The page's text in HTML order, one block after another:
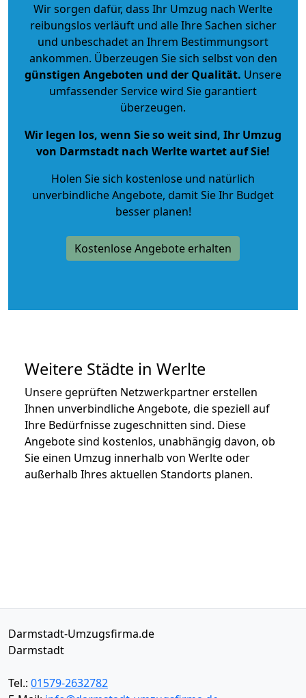
Wir sorgen dafür, dass Ihr Umzug nach Werlte
reibungslos verläuft und alle Ihre Sachen sicher
und unbeschadet an Ihrem Bestimmungsort
ankommen. Überzeugen Sie sich selbst von den
günstigen Angeboten und der Qualität. Unsere
umfassender Service wird Sie garantiert
überzeugen.
Wir legen los, wenn Sie so weit sind, Ihr Umzug
von Darmstadt nach Werlte wartet auf Sie!
Holen Sie sich kostenlose und natürlich
unverbindliche Angebote, damit Sie Ihr Budget
besser planen!
Kostenlose Angebote erhalten
Weitere Städte in Werlte
Unsere geprüften Netzwerkpartner erstellen
Ihnen unverbindliche Angebote, die speziell auf
Ihre Bedürfnisse zugeschnitten sind. Diese
Angebote sind kostenlos, unabhängig davon, ob
Sie einen Umzug innerhalb von Werlte oder
außerhalb Ihres aktuellen Standorts planen.
Darmstadt-Umzugsfirma.de
Darmstadt
Tel.: 01579-2632782